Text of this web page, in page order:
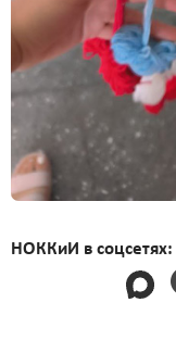
НОККиИ в соцсетях: